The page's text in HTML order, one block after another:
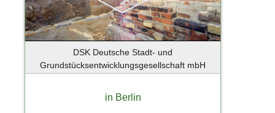
Pinneberg
Potsdam
Potsdam-Babelsberg
Scharbeutz
DSK Deutsche Stadt- und
Grundstücksentwicklungsgesellschaft mbH
in Berlin